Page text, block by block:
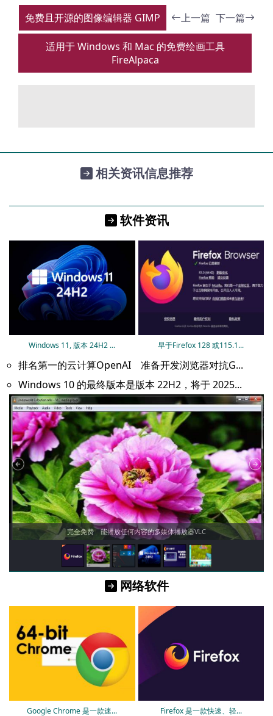
免费且开源的图像编辑器 GIMP 上一篇 下一篇
适用于 Windows 和 Mac 的免费绘画工具
FireAlpaca
相关资讯信息推荐
软件资讯
Windows 11, 版本 24H2 ... 早于Firefox 128 或115.1...
排名第一的云计算OpenAI 准备开发浏览器对抗G...
Windows 10 的最终版本是版本 22H2，将于 2025...
完全免费 能播放任何内容的多媒体播放器VLC
网络软件
Google Chrome 是一款速... Firefox 是一款快速、轻...